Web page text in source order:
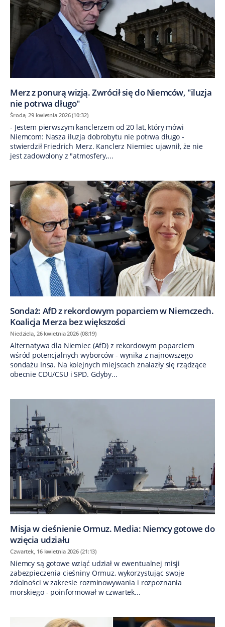
Merz z ponurą wizją. Zwrócił się do Niemców, "iluzja
nie potrwa długo"
Środa, 29 kwietnia 2026 (10:32)
- Jestem pierwszym kanclerzem od 20 lat, który mówi
Niemcom: Nasza iluzja dobrobytu nie potrwa długo -
stwierdził Friedrich Merz. Kanclerz Niemiec ujawnił, że nie
jest zadowolony z "atmosfery,...
Sondaż: AfD z rekordowym poparciem w Niemczech.
Koalicja Merza bez większości
Niedziela, 26 kwietnia 2026 (08:19)
Alternatywa dla Niemiec (AfD) z rekordowym poparciem
wśród potencjalnych wyborców - wynika z najnowszego
sondażu Insa. Na kolejnych miejscach znalazły się rządzące
obecnie CDU/CSU i SPD. Gdyby...
Misja w cieśnienie Ormuz. Media: Niemcy gotowe do
wzięcia udziału
Czwartek, 16 kwietnia 2026 (21:13)
Niemcy są gotowe wziąć udział w ewentualnej misji
zabezpieczenia cieśniny Ormuz, wykorzystując swoje
zdolności w zakresie rozminowywania i rozpoznania
morskiego - poinformował w czwartek...